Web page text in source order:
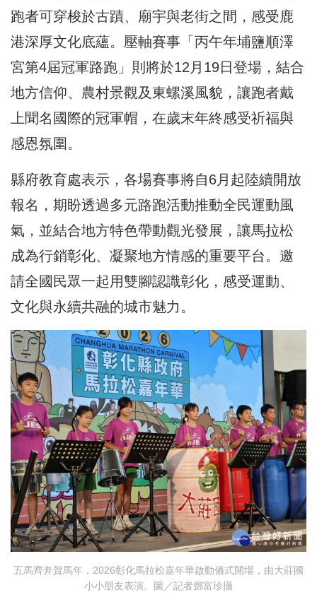
跑者可穿梭於古蹟、廟宇與老街之間，感受鹿
港深厚文化底蘊。壓軸賽事「丙午年埔鹽順澤
宮第4屆冠軍路跑」則將於12月19日登場，結合
地方信仰、農村景觀及東螺溪風貌，讓跑者戴
上聞名國際的冠軍帽，在歲末年終感受祈福與
感恩氛圍。
縣府教育處表示，各場賽事將自6月起陸續開放
報名，期盼透過多元路跑活動推動全民運動風
氣，並結合地方特色帶動觀光發展，讓馬拉松
成為行銷彰化、凝聚地方情感的重要平台。邀
請全國民眾一起用雙腳認識彰化，感受運動、
文化與永續共融的城市魅力。
五馬齊奔賀馬年，2026彰化馬拉松嘉年華啟動儀式開場，由大莊國
小小朋友表演。圖／記者鄧富珍攝